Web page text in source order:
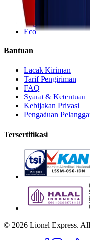
Express
Regular
Eco
Bantuan
Lacak Kiriman
Tarif Pengiriman
FAQ
Syarat & Ketentuan
Kebijakan Privasi
Pengaduan
Tersertifikasi
© 2026 Lionel Express.